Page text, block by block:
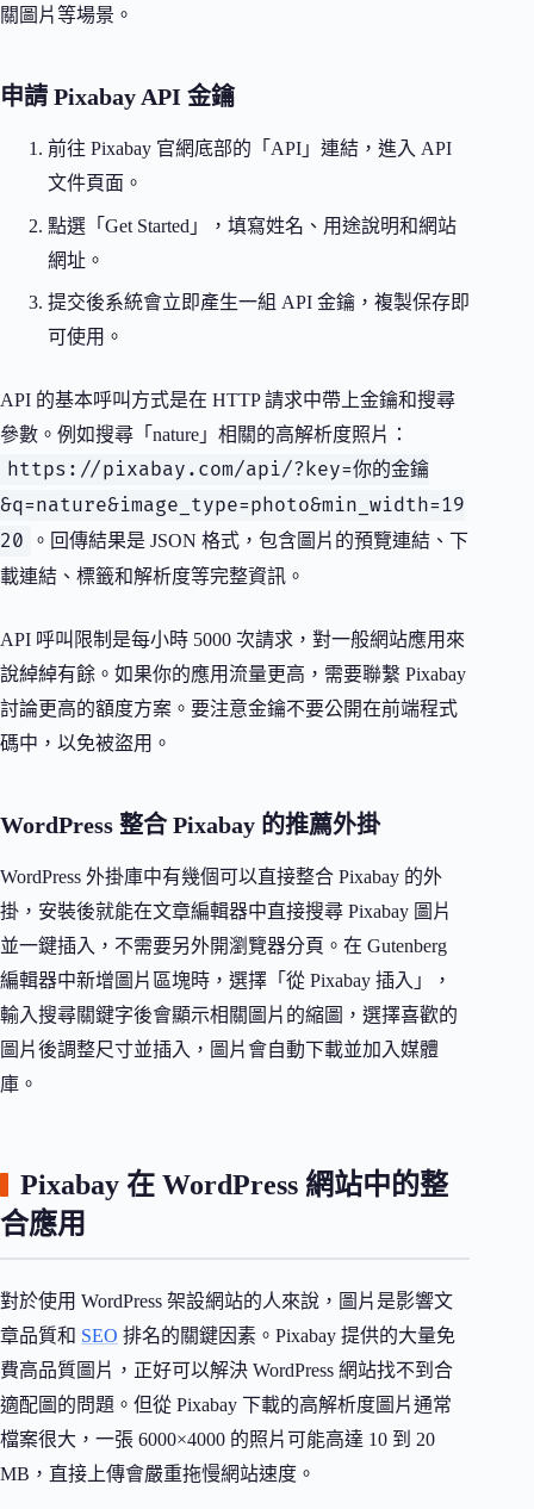
關圖片等場景。
申請 Pixabay API 金鑰
前往 Pixabay 官網底部的「API」連結，進入 API
文件頁面。
點選「Get Started」，填寫姓名、用途說明和網站
網址。
提交後系統會立即產生一組 API 金鑰，複製保存即
可使用。
API 的基本呼叫方式是在 HTTP 請求中帶上金鑰和搜尋
參數。例如搜尋「nature」相關的高解析度照片：
https://pixabay.com/api/?key=你的金鑰
&q=nature&image_type=photo&min_width=19
20
。回傳結果是 JSON 格式，包含圖片的預覽連結、下
載連結、標籤和解析度等完整資訊。
API 呼叫限制是每小時 5000 次請求，對一般網站應用來
說綽綽有餘。如果你的應用流量更高，需要聯繫 Pixabay
討論更高的額度方案。要注意金鑰不要公開在前端程式
碼中，以免被盜用。
WordPress 整合 Pixabay 的推薦外掛
WordPress 外掛庫中有幾個可以直接整合 Pixabay 的外
掛，安裝後就能在文章編輯器中直接搜尋 Pixabay 圖片
並一鍵插入，不需要另外開瀏覽器分頁。在 Gutenberg
編輯器中新增圖片區塊時，選擇「從 Pixabay 插入」，
輸入搜尋關鍵字後會顯示相關圖片的縮圖，選擇喜歡的
圖片後調整尺寸並插入，圖片會自動下載並加入媒體
庫。
Pixabay 在 WordPress 網站中的整
合應用
對於使用 WordPress 架設網站的人來說，圖片是影響文
章品質和 SEO 排名的關鍵因素。Pixabay 提供的大量免
費高品質圖片，正好可以解決 WordPress 網站找不到合
適配圖的問題。但從 Pixabay 下載的高解析度圖片通常
檔案很大，一張 6000×4000 的照片可能高達 10 到 20
MB，直接上傳會嚴重拖慢網站速度。